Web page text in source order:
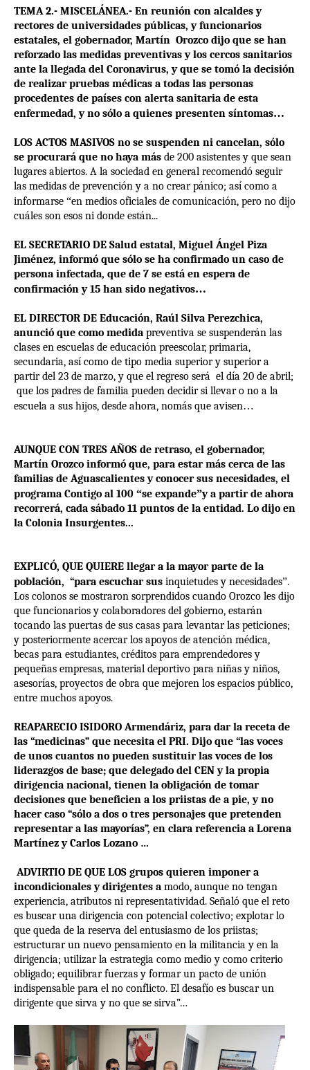
TEMA 2.- MISCELÁNEA.- En reunión con alcaldes y
rectores de universidades públicas, y funcionarios
estatales, el gobernador, Martín Orozco dijo que se han
reforzado las medidas preventivas y los cercos sanitarios
ante la llegada del Coronavirus, y que se tomó la decisión
de realizar pruebas médicas a todas las personas
procedentes de países con alerta sanitaria de esta
enfermedad, y no sólo a quienes presenten síntomas…
LOS ACTOS MASIVOS no se suspenden ni cancelan, sólo
se procurará que no haya más de 200 asistentes y que sean
lugares abiertos. A la sociedad en general recomendó seguir
las medidas de prevención y a no crear pánico; así como a
informarse “en medios oficiales de comunicación, pero no dijo
cuáles son esos ni donde están...
EL SECRETARIO DE Salud estatal, Miguel Ángel Piza
Jiménez, informó que sólo se ha confirmado un caso de
persona infectada, que de 7 se está en espera de
confirmación y 15 han sido negativos…
EL DIRECTOR DE Educación, Raúl Silva Perezchica,
anunció que como medida preventiva se suspenderán las
clases en escuelas de educación preescolar, primaria,
secundaria, así como de tipo media superior y superior a
partir del 23 de marzo, y que el regreso será el día 20 de abril;
que los padres de familia pueden decidir si llevar o no a la
escuela a sus hijos, desde ahora, nomás que avisen…
AUNQUE CON TRES AÑOS de retraso, el gobernador,
Martín Orozco informó que, para estar más cerca de las
familias de Aguascalientes y conocer sus necesidades, el
programa Contigo al 100 “se expande”y a partir de ahora
recorrerá, cada sábado 11 puntos de la entidad. Lo dijo en
la Colonia Insurgentes...
EXPLICÓ, QUE QUIERE llegar a la mayor parte de la
población, “para escuchar sus inquietudes y necesidades”.
Los colonos se mostraron sorprendidos cuando Orozco les dijo
que funcionarios y colaboradores del gobierno, estarán
tocando las puertas de sus casas para levantar las peticiones;
y posteriormente acercar los apoyos de atención médica,
becas para estudiantes, créditos para emprendedores y
pequeñas empresas, material deportivo para niñas y niños,
asesorías, proyectos de obra que mejoren los espacios público,
entre muchos apoyos.
REAPARECIO ISIDORO Armendáriz, para dar la receta de
las “medicinas” que necesita el PRI. Dijo que “las voces
de unos cuantos no pueden sustituir las voces de los
liderazgos de base; que delegado del CEN y la propia
dirigencia nacional, tienen la obligación de tomar
decisiones que beneficien a los priistas de a pie, y no
hacer caso “sólo a dos o tres personajes que pretenden
representar a las mayorías”, en clara referencia a Lorena
Martínez y Carlos Lozano …
ADVIRTIO DE QUE LOS grupos quieren imponer a
incondicionales y dirigentes a modo, aunque no tengan
experiencia, atributos ni representatividad. Señaló que el reto
es buscar una dirigencia con potencial colectivo; explotar lo
que queda de la reserva del entusiasmo de los priistas;
estructurar un nuevo pensamiento en la militancia y en la
dirigencia; utilizar la estrategia como medio y como criterio
obligado; equilibrar fuerzas y formar un pacto de unión
indispensable para el no conflicto. El desafío es buscar un
dirigente que sirva y no que se sirva”…